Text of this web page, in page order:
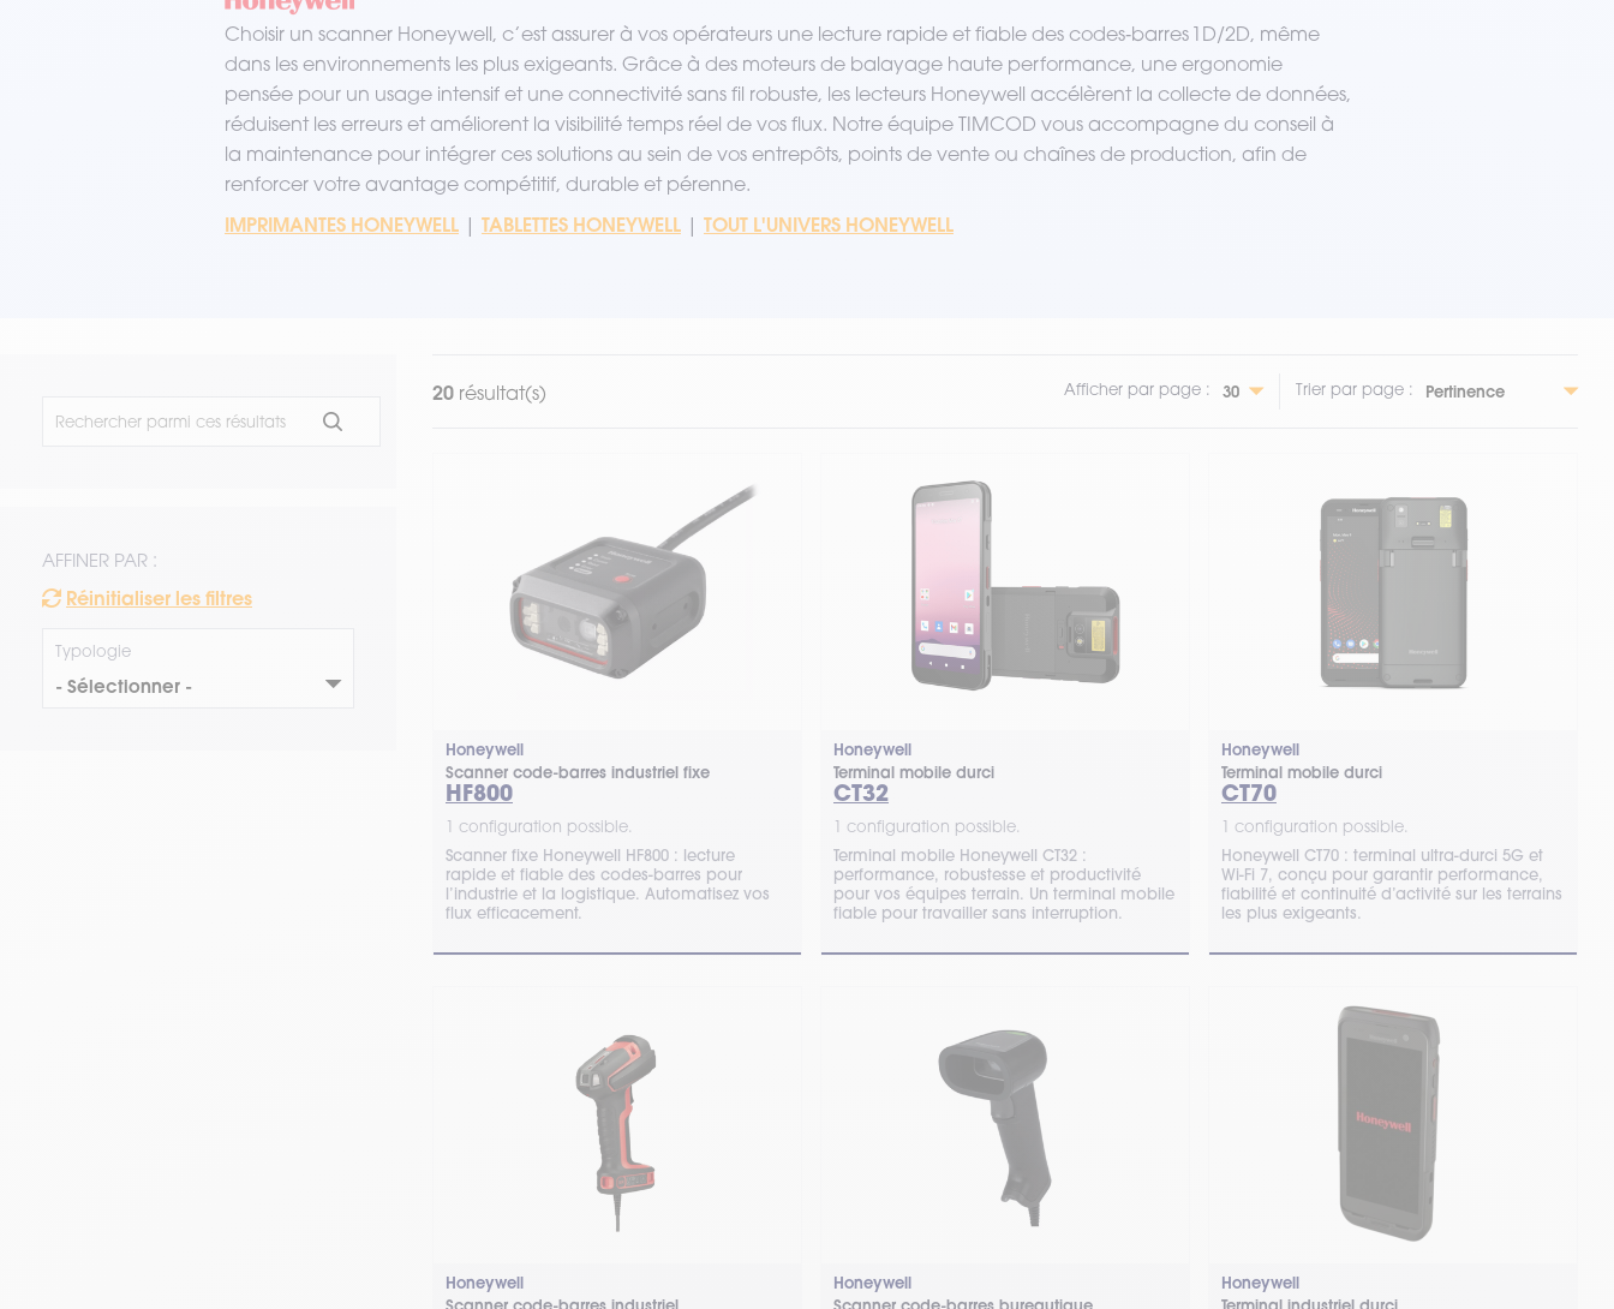
VOIR TOUT LE MATÉRIEL
Choisir un scanner Honeywell, c’est assurer à vos opérateurs une lecture rapide et fiable des codes‑barres 1D/2D, même
dans les environnements les plus exigeants. Grâce à des moteurs de balayage haute performance, une ergonomie
pensée pour un usage intensif et une connectivité sans fil robuste, les lecteurs Honeywell accélèrent la collecte de données,
réduisent les erreurs et améliorent la visibilité temps réel de vos flux. Notre équipe TIMCOD vous accompagne du conseil à
la maintenance pour intégrer ces solutions au sein de vos entrepôts, points de vente ou chaînes de production, afin de
renforcer votre avantage compétitif, durable et pérenne.
IMPRIMANTES HONEYWELL | TABLETTES HONEYWELL | TOUT L'UNIVERS HONEYWELL
AFFINER PAR :
Réinitialiser les filtres
Typologie
20 résultat(s) Afficher par page : Trier par page :
Honeywell
Scanner code-barres industriel fixe
HF800
1 configuration possible.
Scanner fixe Honeywell HF800 : lecture
rapide et fiable des codes-barres pour
l’industrie et la logistique. Automatisez vos
flux efficacement.
Honeywell
Terminal mobile durci
CT32
1 configuration possible.
Terminal mobile Honeywell CT32 :
performance, robustesse et productivité
pour vos équipes terrain. Un terminal mobile
fiable pour travailler sans interruption.
Honeywell
Terminal mobile durci
CT70
1 configuration possible.
Honeywell CT70 : terminal ultra-durci 5G et
Wi-Fi 7, conçu pour garantir performance,
fiabilité et continuité d’activité sur les terrains
les plus exigeants.
Honeywell
Honeywell
Honeywell